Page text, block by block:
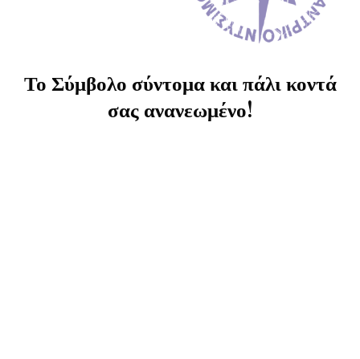
Το Σύμβολο σύντομα και πάλι κοντά
σας ανανεωμένο!